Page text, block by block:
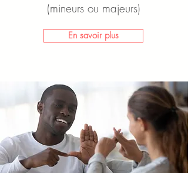
(mineurs ou majeurs)
En savoir plus